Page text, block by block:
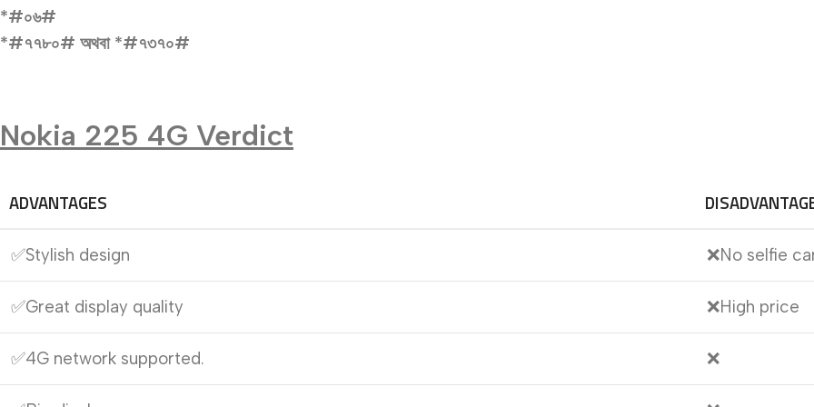
*#০৬#
*#৭৭৮০# অথবা *#৭৩৭০#
Nokia 225 4G Verdict
ADVANTAGES
✅Stylish design ❌No selfie
✅Great display quality ❌High price
✅4G network supported. ❌